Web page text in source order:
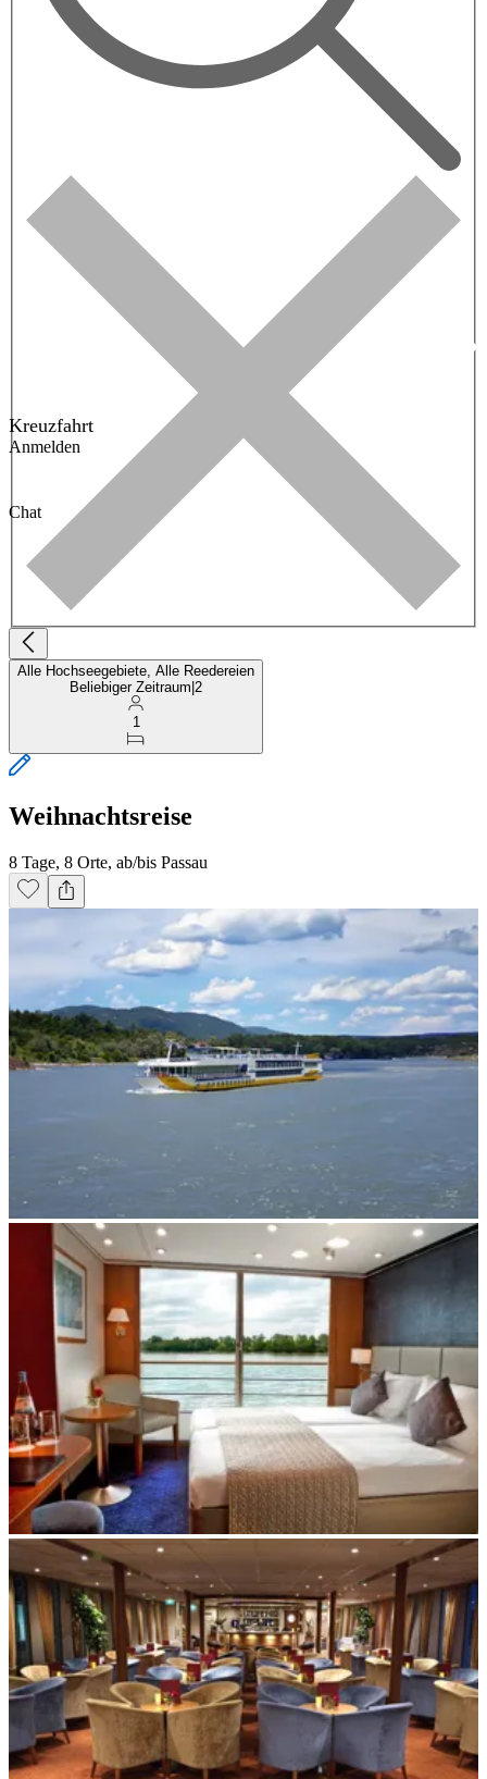
Kreuzfahrt
Anmelden
Chat
Alle Hochseegebiete, Alle Reedereien
Beliebiger Zeitraum 2
1
Weihnachtsreise
8 Tage, 8 Orte, ab/bis Passau